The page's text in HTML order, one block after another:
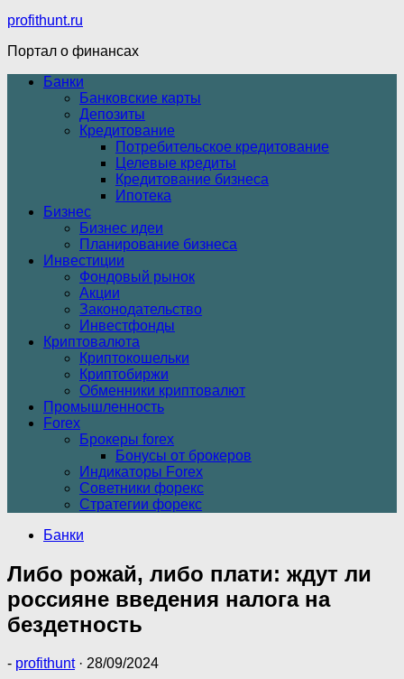
profithunt.ru
Портал о финансах
Банки
Банковские карты
Депозиты
Кредитование
Потребительское кредитование
Целевые кредиты
Кредитование бизнеса
Ипотека
Бизнес
Бизнес идеи
Планирование бизнеса
Инвестиции
Фондовый рынок
Акции
Законодательство
Инвестфонды
Криптовалюта
Криптокошельки
Криптобиржи
Обменники криптовалют
Промышленность
Forex
Брокеры forex
Бонусы от брокеров
Индикаторы Forex
Советники форекс
Стратегии форекс
Банки
Либо рожай, либо плати: ждут ли
россияне введения налога на
бездетность
- profithunt · 28/09/2024